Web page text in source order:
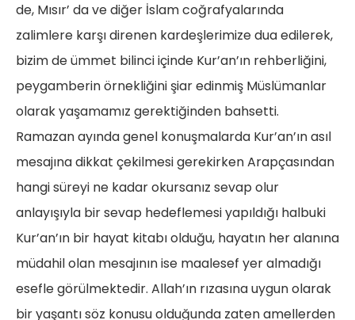
de, Mısır’ da ve diğer İslam coğrafyalarında
zalimlere karşı direnen kardeşlerimize dua edilerek,
bizim de ümmet bilinci içinde Kur’an’ın rehberliğini,
peygamberin örnekliğini şiar edinmiş Müslümanlar
olarak yaşamamız gerektiğinden bahsetti.
Ramazan ayında genel konuşmalarda Kur’an’ın asıl
mesajına dikkat çekilmesi gerekirken Arapçasından
hangi süreyi ne kadar okursanız sevap olur
anlayışıyla bir sevap hedeflemesi yapıldığı halbuki
Kur’an’ın bir hayat kitabı olduğu, hayatın her alanına
müdahil olan mesajının ise maalesef yer almadığı
esefle görülmektedir. Allah’ın rızasına uygun olarak
bir yaşantı söz konusu olduğunda zaten amellerden